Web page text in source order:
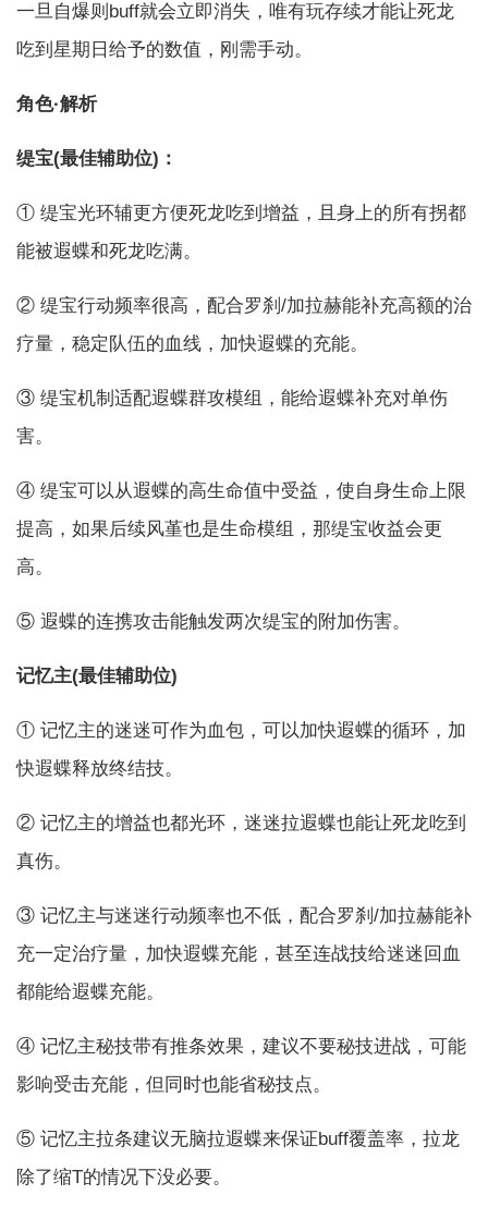
一旦自爆则buff就会立即消失，唯有玩存续才能让死龙
吃到星期日给予的数值，刚需手动。
角色·解析
缇宝(最佳辅助位)：
① 缇宝光环辅更方便死龙吃到增益，且身上的所有拐都
能被遐蝶和死龙吃满。
② 缇宝行动频率很高，配合罗刹/加拉赫能补充高额的治
疗量，稳定队伍的血线，加快遐蝶的充能。
③ 缇宝机制适配遐蝶群攻模组，能给遐蝶补充对单伤
害。
④ 缇宝可以从遐蝶的高生命值中受益，使自身生命上限
提高，如果后续风堇也是生命模组，那缇宝收益会更
高。
⑤ 遐蝶的连携攻击能触发两次缇宝的附加伤害。
记忆主(最佳辅助位)
① 记忆主的迷迷可作为血包，可以加快遐蝶的循环，加
快遐蝶释放终结技。
② 记忆主的增益也都光环，迷迷拉遐蝶也能让死龙吃到
真伤。
③ 记忆主与迷迷行动频率也不低，配合罗刹/加拉赫能补
充一定治疗量，加快遐蝶充能，甚至连战技给迷迷回血
都能给遐蝶充能。
④ 记忆主秘技带有推条效果，建议不要秘技进战，可能
影响受击充能，但同时也能省秘技点。
⑤ 记忆主拉条建议无脑拉遐蝶来保证buff覆盖率，拉龙
除了缩T的情况下没必要。